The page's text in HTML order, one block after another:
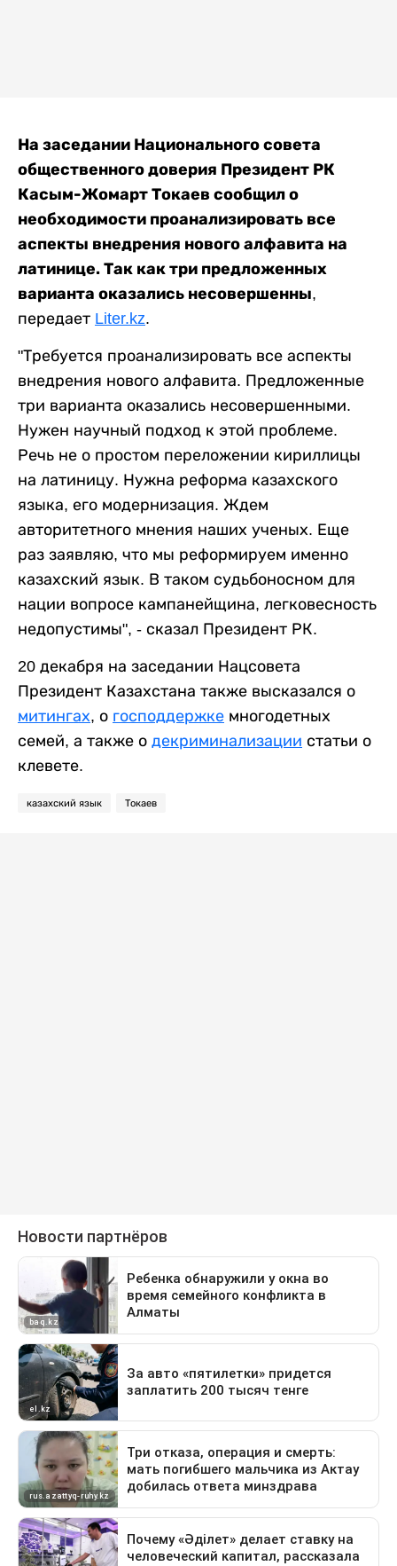
На заседании Национального совета
общественного доверия Президент РК
Касым-Жомарт Токаев сообщил о
необходимости проанализировать все
аспекты внедрения нового алфавита на
латинице. Так как три предложенных
варианта оказались несовершенны,
передает Liter.kz.
"Требуется проанализировать все аспекты
внедрения нового алфавита. Предложенные
три варианта оказались несовершенными.
Нужен научный подход к этой проблеме.
Речь не о простом переложении кириллицы
на латиницу. Нужна реформа казахского
языка, его модернизация. Ждем
авторитетного мнения наших ученых. Еще
раз заявляю, что мы реформируем именно
казахский язык. В таком судьбоносном для
нации вопросе кампанейщина, легковесность
недопустимы", - сказал Президент РК.
20 декабря на заседании Нацсовета
Президент Казахстана также высказался о
митингах, о господдержке многодетных
семей, а также о декриминализации статьи о
клевете.
казахский язык Токаев